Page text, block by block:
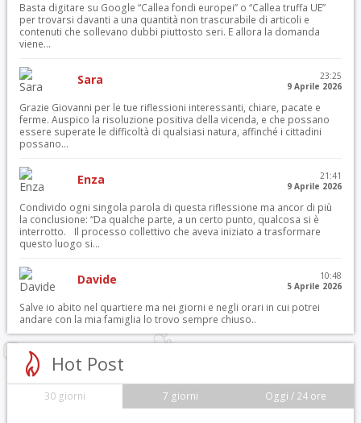
Basta digitare su Google “Callea fondi europei” o “Callea truffa UE”
per trovarsi davanti a una quantità non trascurabile di articoli e
contenuti che sollevano dubbi piuttosto seri. E allora la domanda
viene...
Sara
23:25
9 Aprile 2026
Grazie Giovanni per le tue riflessioni interessanti, chiare, pacate e
ferme. Auspico la risoluzione positiva della vicenda, e che possano
essere superate le difficoltà di qualsiasi natura, affinché i cittadini
possano...
Enza
21:41
9 Aprile 2026
Condivido ogni singola parola di questa riflessione ma ancor di più
la conclusione: “Da qualche parte, a un certo punto, qualcosa si è
interrotto. Il processo collettivo che aveva iniziato a trasformare
questo luogo si...
Davide
10:48
5 Aprile 2026
Salve io abito nel quartiere ma nei giorni e negli orari in cui potrei
andare con la mia famiglia lo trovo sempre chiuso..
Hot Post
30 giorni 7 giorni Oggi / 24 ore